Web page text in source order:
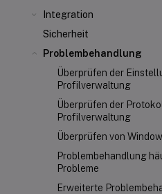
Integration
Sicherheit
Problembehandlung
Überprüfen der
Profilverwaltung
Überprüfen der
Profilverwaltung
Überprüfen von
Problembehandlung
Probleme
Erweiterte